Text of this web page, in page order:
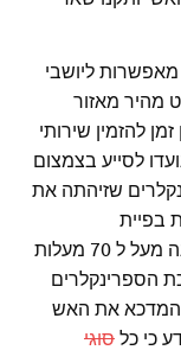
ליושבי
מהיר מאזור
להזמין שירותי
לסייע בצמצום
שזיהתה את
בפיית
הספרינקלר ועם עליית הטמפרטורה במבנה מעל ל 70 מעלות
הספרינקלרים
המדכא את האש
כי כל סוגי